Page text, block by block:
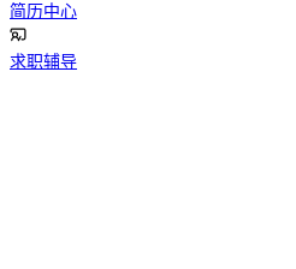
简历中心
求职辅导